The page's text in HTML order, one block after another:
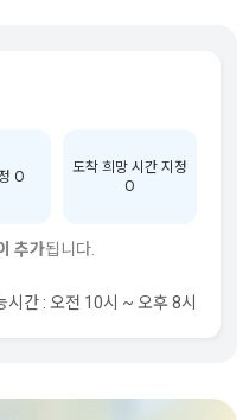
O
도착 희망 시간 지정
O
추가됩니다.
시간 : 오전 10시 ~ 오후 8시